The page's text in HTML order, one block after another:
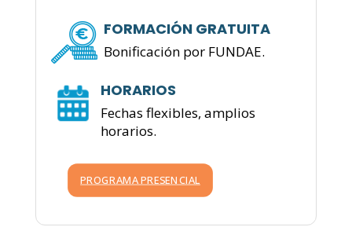
FORMACIÓN GRATUITA
Bonificación por FUNDAE.
HORARIOS
Fechas flexibles, amplios
horarios.
PROGRAMA PRESENCIAL